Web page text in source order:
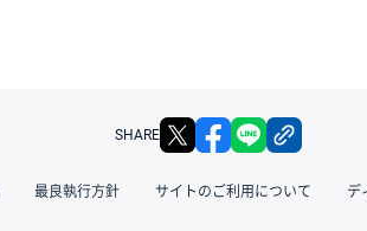
SHARE X facebook
最良執行方針 サイトのご利用について デ